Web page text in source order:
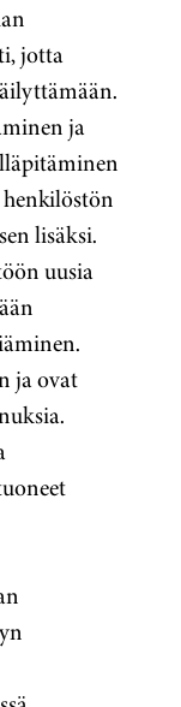
jotta
ja
lisäksi.
uusia
ja ovat